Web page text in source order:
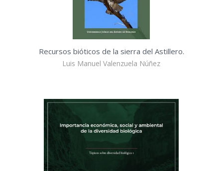
Recursos bióticos de la sierra del Astillero.
Luis Manuel Valenzuela Núñez